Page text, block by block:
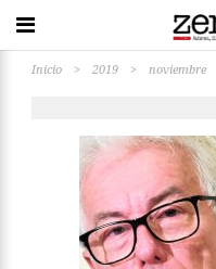
Inicio > 2019 > noviembre